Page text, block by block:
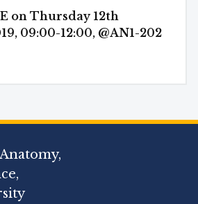
on Thursday 12th
09:00-12:00, @AN1-202